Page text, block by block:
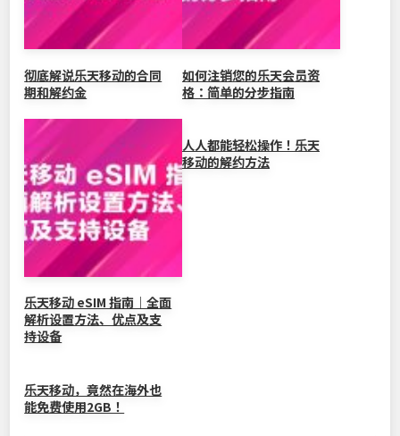
彻底解说乐天移动的合同
期和解约金
如何注销您的乐天会员资
格：简单的分步指南
乐天移动 eSIM 指南｜全面
解析设置方法、优点及支
持设备
人人都能轻松操作！乐天
移动的解约方法
乐天移动，竟然在海外也
能免费使用2GB！